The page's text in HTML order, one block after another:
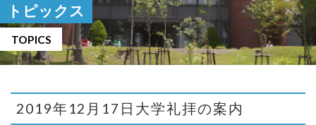
トピックス
TOPICS
2019年12月17日大学礼拝の案内